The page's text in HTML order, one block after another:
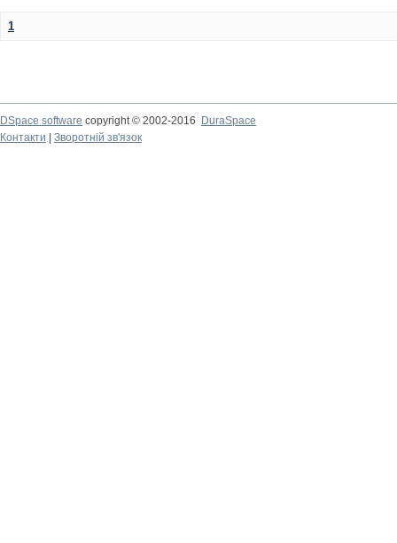
1
DSpace software copyright © 2002-2016
DuraSpace
Контакти
Зворотній зв'язок